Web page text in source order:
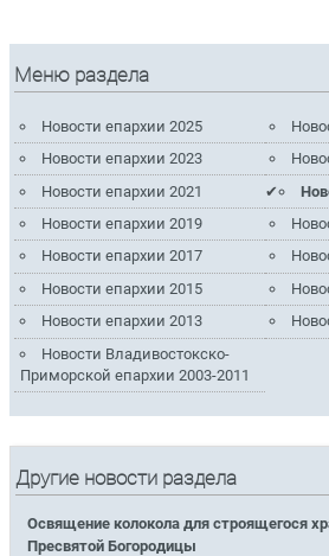
Меню раздела
Новости епархии 2025
Новости епархии 2023
Новости епархии 2021
Новости епархии 2019
Новости епархии 2017
Новости епархии 2015
Новости епархии 2013
Новости Владивостокско-
Приморской епархии 2003-2011
Другие новости раздела
Освящение колокола для строящегося
Пресвятой Богородицы